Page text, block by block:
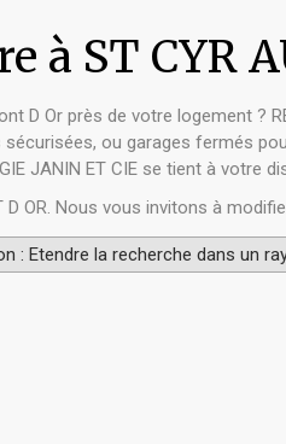
à ST CYR
D Or près de votre logement ?
ou garages fermés
JANIN ET CIE se tient à
OR. Nous vous invitons à
: Etendre la recherche dans un